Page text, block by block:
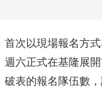
首次以現場報名方
週六正式在基隆展
破表的報名隊伍數